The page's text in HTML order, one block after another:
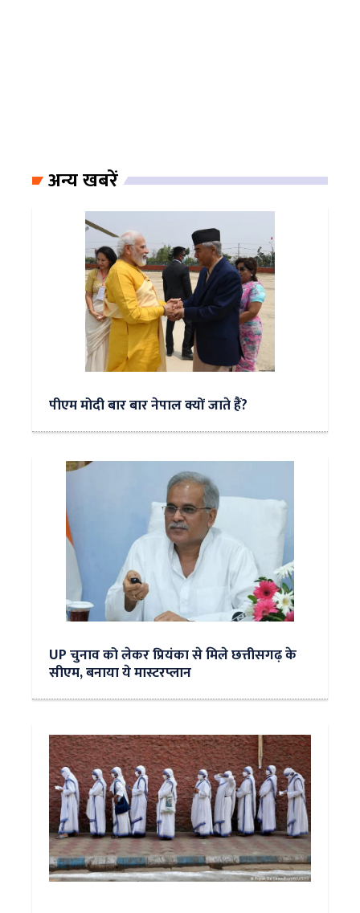
अन्य खबरें
पीएम मोदी बार बार नेपाल क्यों जाते हैं?
UP चुनाव को लेकर प्रियंका से मिले छत्तीसगढ़ के
सीएम, बनाया ये मास्टरप्लान